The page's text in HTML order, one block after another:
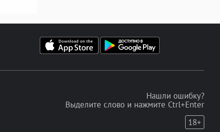
Нашли ошибку?
Выделите слово и нажмите Ctrl+Enter
18+